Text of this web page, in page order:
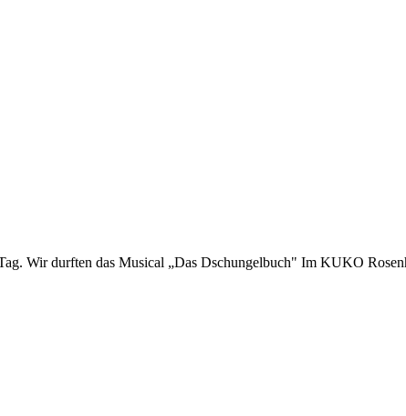
Wir durften das Musical „Das Dschungelbuch" Im KUKO